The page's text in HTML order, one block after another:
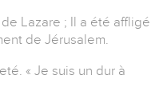
Lazare ; Il a été affligé
de Jérusalem.
« Je suis un dur à